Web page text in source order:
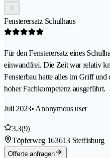
Fensterersatz Schulhaus
Für den Fensterersatz eines
einwandfrei. Die Zeit war relativ
Fensterbau hatte alles im Griff
hoher Fachkompetenz ausgeführt.
Juli 2023• Anonymous user
3.3(9)
Töpferweg 163613 Steffisburg
Offerte anfragen